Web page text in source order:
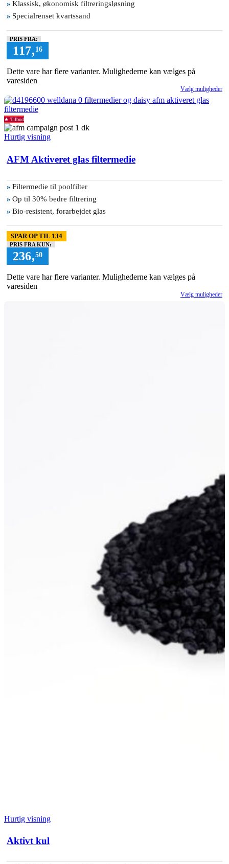
» Klassisk, økonomisk filtreringsløsning
» Specialrenset kvartssand
PRIS FRA:
117,16
Dette vare har flere varianter. Mulighederne kan vælges på
varesiden
Vælg muligheder
Tilbud
Hurtig visning
AFM Aktiveret glas filtermedie
» Filtermedie til poolfilter
» Op til 30% bedre filtrering
» Bio-resistent, forarbejdet glas
SPAR OP TIL 134
PRIS FRA KUN:
236,50
Dette vare har flere varianter. Mulighederne kan vælges på
varesiden
Vælg muligheder
Hurtig visning
Aktivt kul